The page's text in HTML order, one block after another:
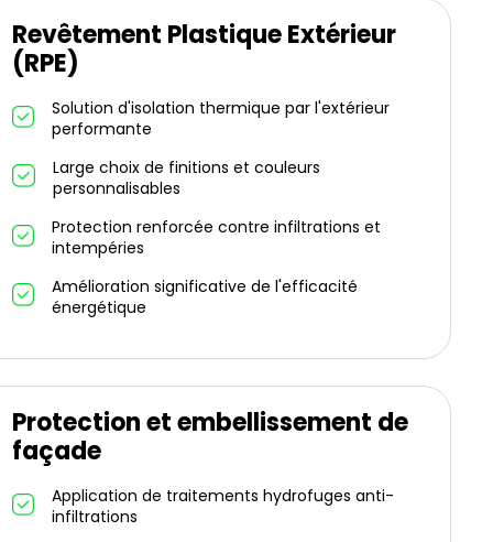
Revêtement Plastique Extérieur
(RPE)
Solution d'isolation thermique par l'extérieur
performante
Large choix de finitions et couleurs
personnalisables
Protection renforcée contre infiltrations et
intempéries
Amélioration significative de l'efficacité
énergétique
Protection et embellissement de
façade
Application de traitements hydrofuges anti-
infiltrations